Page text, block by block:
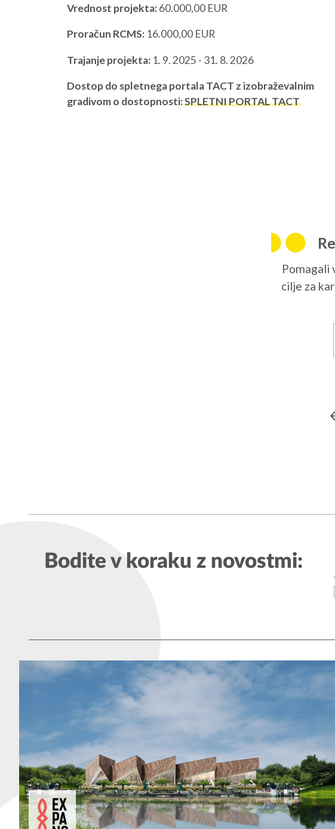
Kardoševa ulica 2
1. vhod, 3. nadstropje
Vrednost projekta:60.000,00 EUR
Proračun RCMS: 16.000,00 EUR
Trajanje projekta: 1. 9. 2025 - 31. 8. 2026
Dostop do spletnega portala TACT z izobraževalnim
gradivom o dostopnosti:SPLETNI PORTAL TACT
Pomagali
cilje za
Bodite v koraku z novostmi: